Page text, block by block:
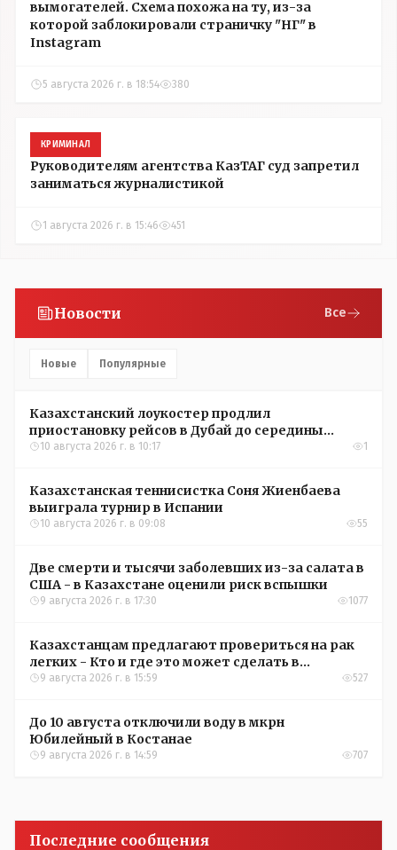
вымогателей. Схема похожа на ту, из-за
которой заблокировали страничку "НГ" в
Instagram
5 августа 2026 г. в 18:54 380
КРИМИНАЛ
Руководителям агентства КазТАГ суд запретил
заниматься журналистикой
1 августа 2026 г. в 15:46 451
Новости Все
Новые Популярные
Казахстанский лоукостер продлил
приостановку рейсов в Дубай до середины
сентября
10 августа 2026 г. в 10:17 1
Казахстанская теннисистка Соня Жиенбаева
выиграла турнир в Испании
10 августа 2026 г. в 09:08 55
Две смерти и тысячи заболевших из-за салата в
США - в Казахстане оценили риск вспышки
9 августа 2026 г. в 17:30 1077
Казахстанцам предлагают провериться на рак
легких - Кто и где это может сделать в
Костанайской области
9 августа 2026 г. в 15:59 527
До 10 августа отключили воду в мкрн
Юбилейный в Костанае
9 августа 2026 г. в 14:59 707
Последние сообщения